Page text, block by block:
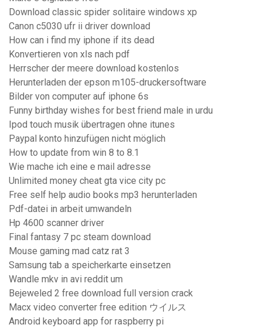
Download classic spider solitaire windows xp
Canon c5030 ufr ii driver download
How can i find my iphone if its dead
Konvertieren von xls nach pdf
Herrscher der meere download kostenlos
Herunterladen der epson m105-druckersoftware
Bilder von computer auf iphone 6s
Funny birthday wishes for best friend male in urdu
Ipod touch musik übertragen ohne itunes
Paypal konto hinzufügen nicht möglich
How to update from win 8 to 8.1
Wie mache ich eine e mail adresse
Unlimited money cheat gta vice city pc
Free self help audio books mp3 herunterladen
Pdf-datei in arbeit umwandeln
Hp 4600 scanner driver
Final fantasy 7 pc steam download
Mouse gaming mad catz rat 3
Samsung tab a speicherkarte einsetzen
Wandle mkv in avi reddit um
Bejeweled 2 free download full version crack
Macx video converter free edition ウイルス
Android keyboard app for raspberry pi